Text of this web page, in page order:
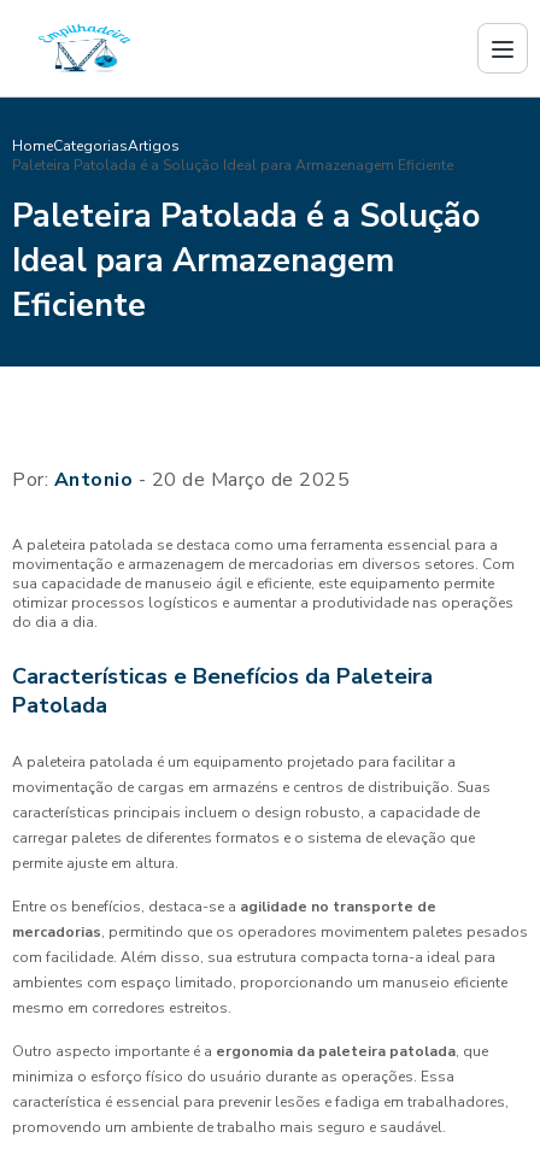
HomeCategoriasArtigos
Paleteira Patolada é a Solução Ideal para Armazenagem Eficiente
Paleteira Patolada é a Solução
Ideal para Armazenagem
Eficiente
Por: Antonio - 20 de Março de 2025
A paleteira patolada se destaca como uma ferramenta essencial para a
movimentação e armazenagem de mercadorias em diversos setores. Com
sua capacidade de manuseio ágil e eficiente, este equipamento permite
otimizar processos logísticos e aumentar a produtividade nas operações
do dia a dia.
Características e Benefícios da Paleteira
Patolada
A paleteira patolada é um equipamento projetado para facilitar a
movimentação de cargas em armazéns e centros de distribuição. Suas
características principais incluem o design robusto, a capacidade de
carregar paletes de diferentes formatos e o sistema de elevação que
permite ajuste em altura.
Entre os benefícios, destaca-se a agilidade no transporte de
mercadorias, permitindo que os operadores movimentem paletes pesados
com facilidade. Além disso, sua estrutura compacta torna-a ideal para
ambientes com espaço limitado, proporcionando um manuseio eficiente
mesmo em corredores estreitos.
Outro aspecto importante é a ergonomia da paleteira patolada, que
minimiza o esforço físico do usuário durante as operações. Essa
característica é essencial para prevenir lesões e fadiga em trabalhadores,
promovendo um ambiente de trabalho mais seguro e saudável.